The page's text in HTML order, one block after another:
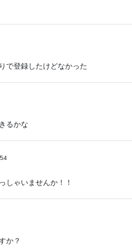
で登録したけどなかった
るかな
しゃいませんか！！
か？